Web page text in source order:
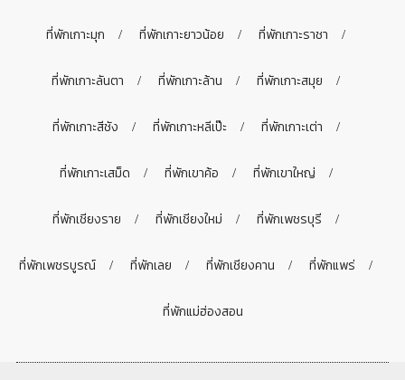
ที่พักเกาะมุก ที่พักเกาะยาวน้อย ที่พักเกาะราชา
ที่พักเกาะลันตา ที่พักเกาะล้าน ที่พักเกาะสมุย
ที่พักเกาะสีชัง ที่พักเกาะหลีเป๊ะ ที่พักเกาะเต่า
ที่พักเกาะเสม็ด ที่พักเขาค้อ ที่พักเขาใหญ่
ที่พักเชียงราย ที่พักเชียงใหม่ ที่พักเพชรบุรี
ที่พักเพชรบูรณ์ ที่พักเลย ที่พักเชียงคาน ที่พักแพร่
ที่พักแม่ฮ่องสอน